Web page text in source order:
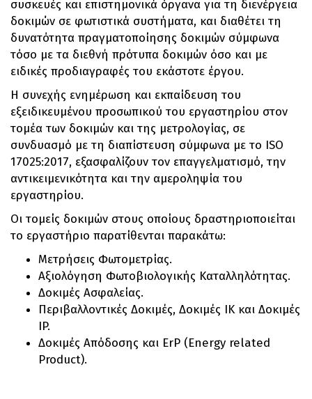
συσκευές και επιστημονικά όργανα για τη διενέργεια
δοκιμών σε φωτιστικά συστήματα, και διαθέτει τη
δυνατότητα πραγματοποίησης δοκιμών σύμφωνα
τόσο με τα διεθνή πρότυπα δοκιμών όσο και με
ειδικές προδιαγραφές του εκάστοτε έργου.
Η συνεχής ενημέρωση και εκπαίδευση του
εξειδικευμένου προσωπικού του εργαστηρίου στον
τομέα των δοκιμών και της μετρολογίας, σε
συνδυασμό με τη διαπίστευση σύμφωνα με το ISO
17025:2017, εξασφαλίζουν τον επαγγελματισμό, την
αντικειμενικότητα και την αμεροληψία του
εργαστηρίου.
Οι τομείς δοκιμών στους οποίους δραστηριοποιείται
το εργαστήριο παρατίθενται παρακάτω:
Μετρήσεις Φωτομετρίας.
Αξιολόγηση Φωτοβιολογικής Καταλληλότητας.
Δοκιμές Ασφαλείας.
Περιβαλλοντικές Δοκιμές, Δοκιμές IK και Δοκιμές
IP.
Δοκιμές Απόδοσης και ErP (Energy related
Product).